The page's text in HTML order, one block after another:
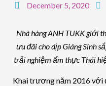
December 5, 2020
Nhà hàng ANH TUKK giới
ưu đãi cho dịp Giáng Sinh
trải nghiệm ẩm thực Thái
Khai trương năm 2016